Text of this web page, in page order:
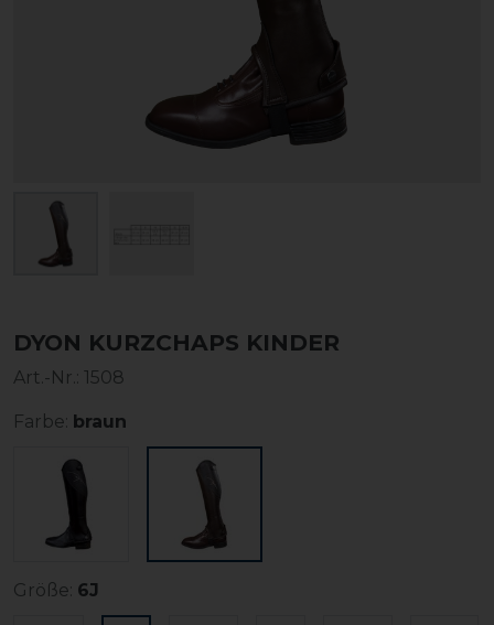
DYON KURZCHAPS KINDER
Art.-Nr.: 1508
Farbe: braun
Größe: 6J